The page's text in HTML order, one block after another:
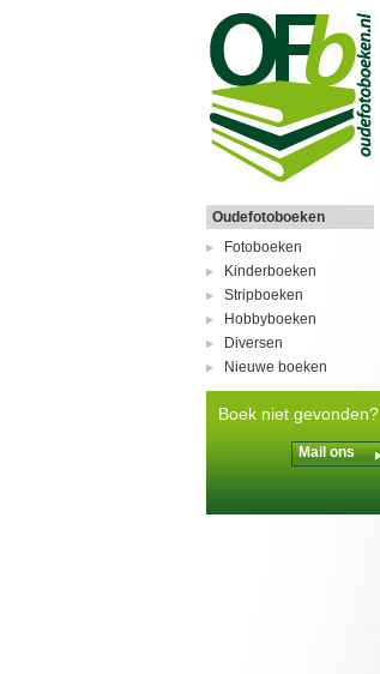
Oudefotoboeken
Fotoboeken
Kinderboeken
Stripboeken
Hobbyboeken
Diversen
Nieuwe boeken
Boek niet gevonden?
Mail ons